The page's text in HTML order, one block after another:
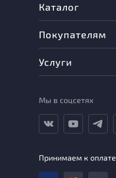
Каталог
Покупателям
Услуги
Мы в соцсетях
Принимаем к оплате